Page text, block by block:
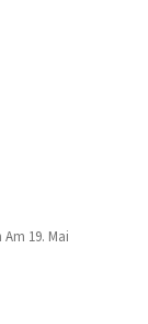
19. Mai